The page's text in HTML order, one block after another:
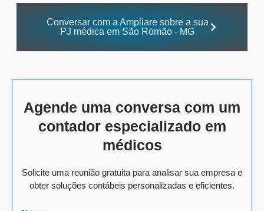
Conversar com a Ampliare sobre a sua
PJ médica em São Romão - MG
Agende uma conversa com um
contador especializado em
médicos
Solicite uma reunião gratuita para analisar sua empresa e
obter soluções contábeis personalizadas e eficientes.